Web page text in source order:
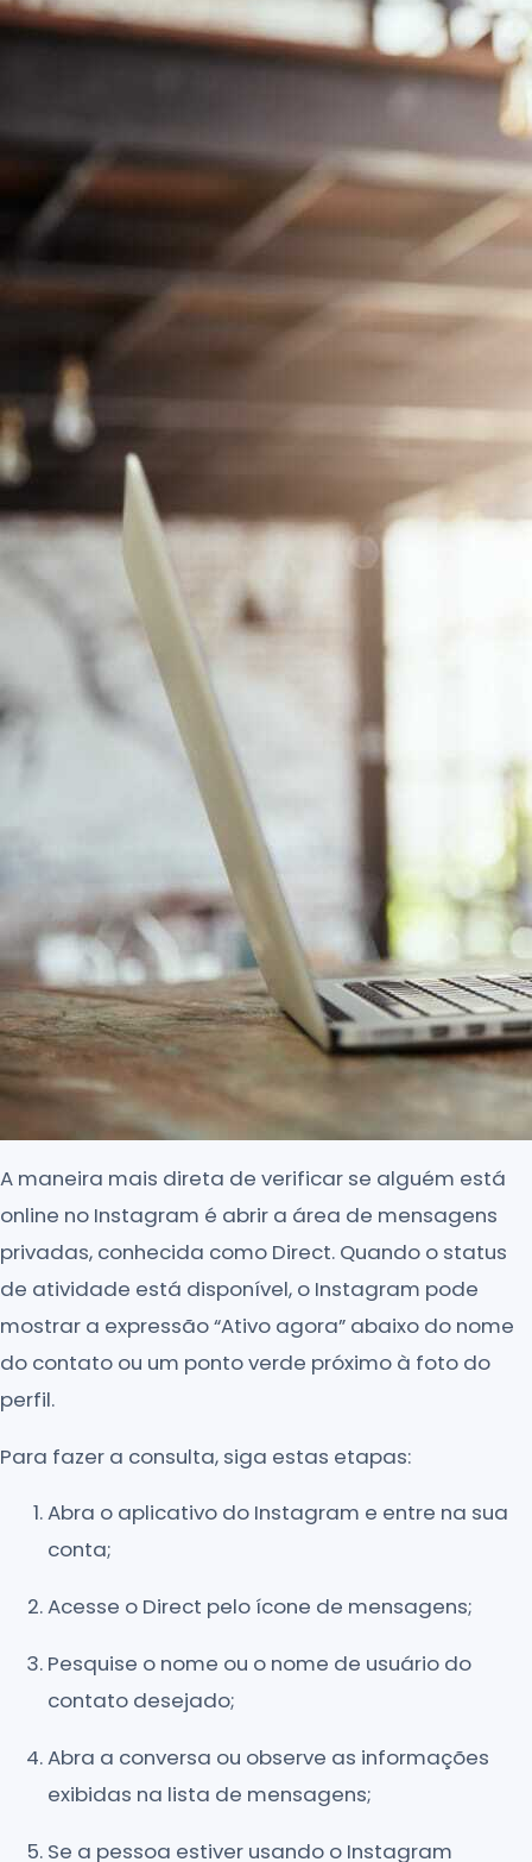
A maneira mais direta de verificar se alguém está
online no Instagram é abrir a área de mensagens
privadas, conhecida como Direct. Quando o status
de atividade está disponível, o Instagram pode
mostrar a expressão “Ativo agora” abaixo do nome
do contato ou um ponto verde próximo à foto do
perfil.
Para fazer a consulta, siga estas etapas:
Abra o aplicativo do Instagram e entre na sua
conta;
Acesse o Direct pelo ícone de mensagens;
Pesquise o nome ou o nome de usuário do
contato desejado;
Abra a conversa ou observe as informações
exibidas na lista de mensagens;
Se a pessoa estiver usando o Instagram